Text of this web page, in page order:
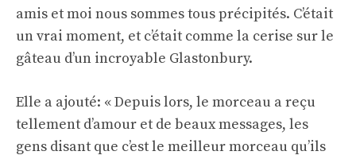
amis et moi nous sommes tous précipités. C’était
un vrai moment, et c’était comme la cerise sur le
gâteau d’un incroyable Glastonbury.
Elle a ajouté: « Depuis lors, le morceau a reçu
tellement d’amour et de beaux messages, les
gens disant que c’est le meilleur morceau qu’ils